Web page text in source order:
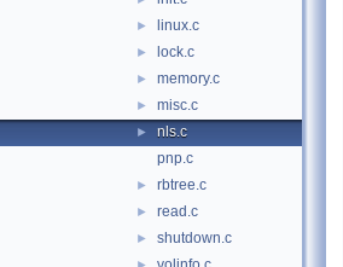
► linux.c
► lock.c
► memory.c
► misc.c
►
nls.c
pnp.c
► rbtree.c
► read.c
► shutdown.c